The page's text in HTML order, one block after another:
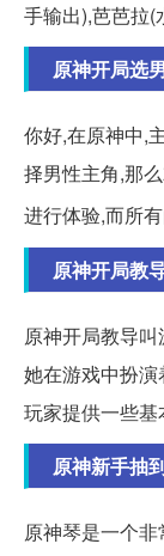
手输出),芭芭拉(
原神开局选
你好,在原神中,
择男性主角,那
进行体验,而所
原神开局教
原神开局教导
她在游戏中扮
玩家提供一些基
原神新手抽
原神琴是一个